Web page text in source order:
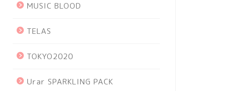
MUSIC BLOOD
TELAS
TOKYO2020
Urar SPARKLING PACK